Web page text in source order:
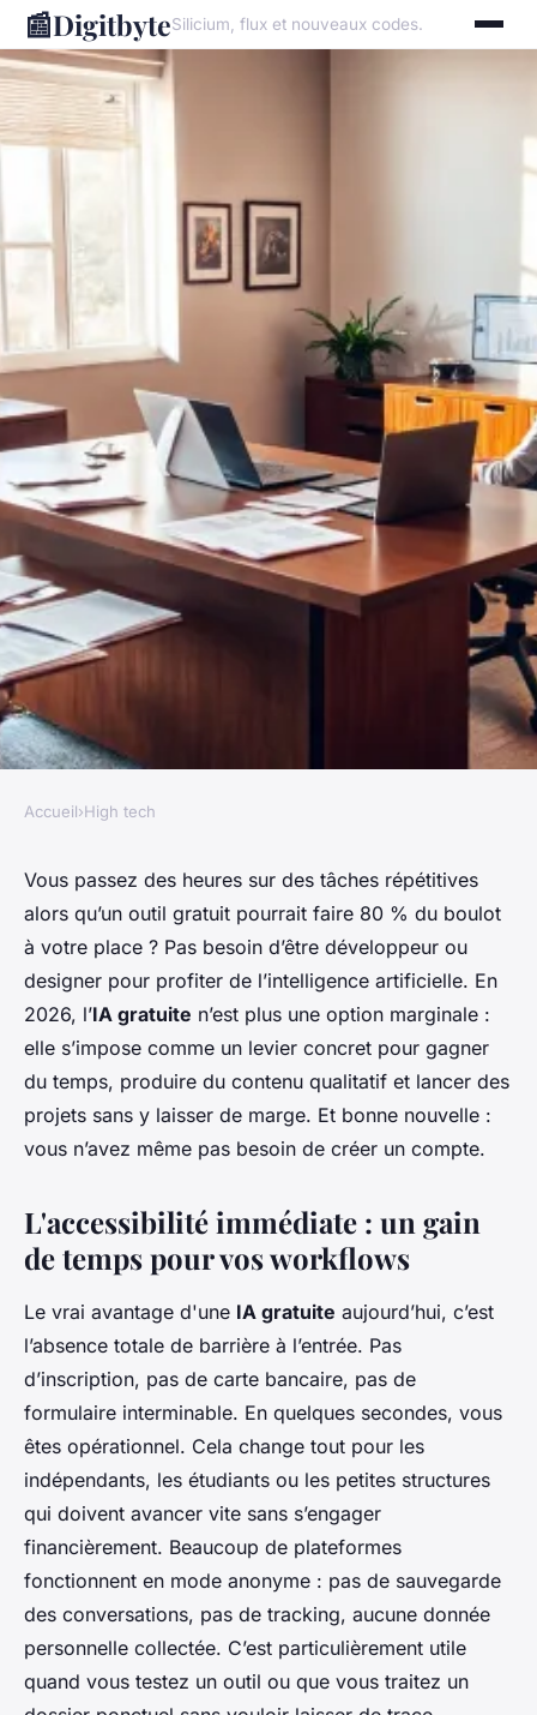
📰DigitbyteSilicium, flux et nouveaux codes.
HIGH TECH
10 raisons d'adopter une ia
gratuite pour vos projets en
2026
Bona• 22/06/2026 06:43•8 min de lecture
Accueil›High tech
Vous passez des heures sur des tâches répétitives
alors qu’un outil gratuit pourrait faire 80 % du boulot
à votre place ? Pas besoin d’être développeur ou
designer pour profiter de l’intelligence artificielle. En
2026, l’IA gratuite n’est plus une option marginale :
elle s’impose comme un levier concret pour gagner
du temps, produire du contenu qualitatif et lancer des
projets sans y laisser de marge. Et bonne nouvelle :
vous n’avez même pas besoin de créer un compte.
L'accessibilité immédiate : un gain
de temps pour vos workflows
Le vrai avantage d'une IA gratuite aujourd’hui, c’est
l’absence totale de barrière à l’entrée. Pas
d’inscription, pas de carte bancaire, pas de
formulaire interminable. En quelques secondes, vous
êtes opérationnel. Cela change tout pour les
indépendants, les étudiants ou les petites structures
qui doivent avancer vite sans s’engager
financièrement. Beaucoup de plateformes
fonctionnent en mode anonyme : pas de sauvegarde
des conversations, pas de tracking, aucune donnée
personnelle collectée. C’est particulièrement utile
quand vous testez un outil ou que vous traitez un